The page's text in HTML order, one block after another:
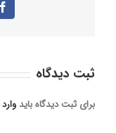
ثبت ديدگاه
برای ثبت دیدگاه باید وارد